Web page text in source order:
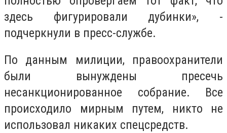
здесь фигурировали дубинки», -
подчеркнули в пресс-службе.
По данным милиции, правоохранители
были вынуждены пресечь
несанкционированное собрание. Все
происходило мирным путем, никто не
использовал никаких спецсредств.